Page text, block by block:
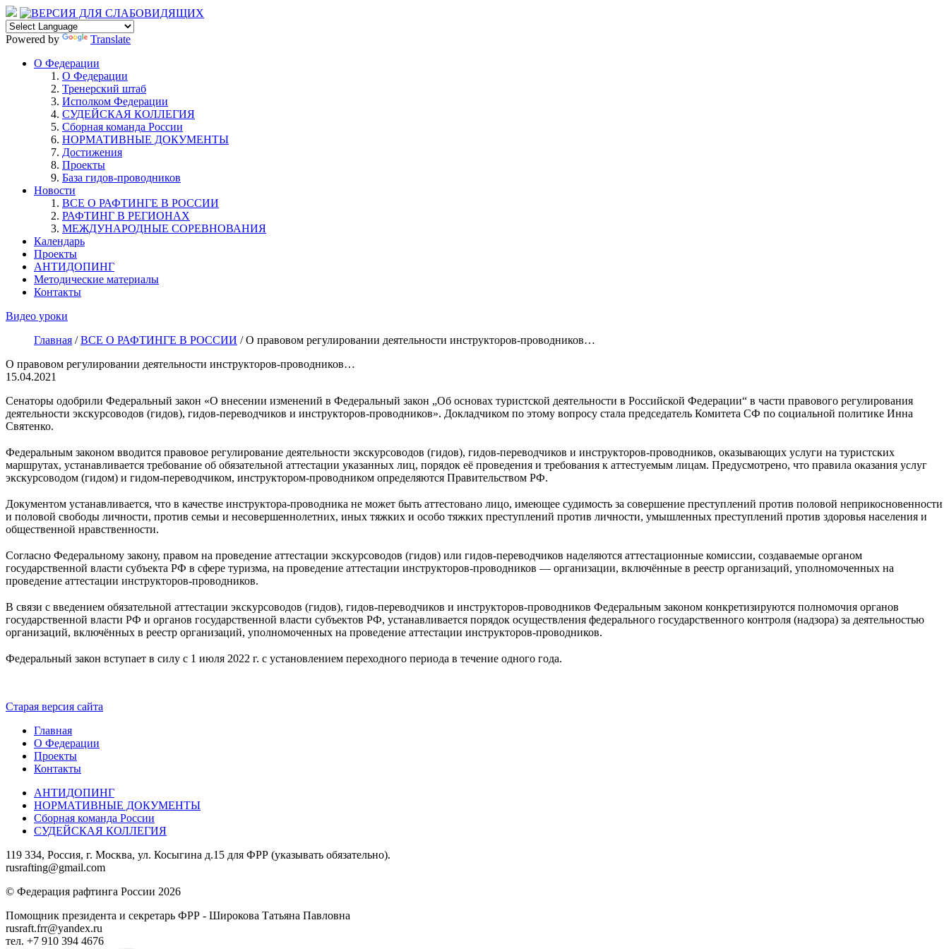
Powered by
Translate
О Федерации
О Федерации
Тренерский штаб
Исполком Федерации
СУДЕЙСКАЯ КОЛЛЕГИЯ
Сборная команда России
НОРМАТИВНЫЕ ДОКУМЕНТЫ
Достижения
Проекты
База гидов-проводников
Новости
ВСЕ О РАФТИНГЕ В РОССИИ
РАФТИНГ В РЕГИОНАХ
МЕЖДУНАРОДНЫЕ СОРЕВНОВАНИЯ
Календарь
Проекты
АНТИДОПИНГ
Методические материалы
Контакты
Видео уроки
Главная /ВСЕ О РАФТИНГЕ В РОССИИ /О правовом регулировании деятельности инструкторов-проводников…
О правовом регулировании деятельности инструкторов-проводников…
15.04.2021
Сенаторы одобрили Федеральный закон «О внесении изменений в Федеральный закон „Об основах туристской деятельности в Российской Федерации“ в части правового регулирования
деятельности экскурсоводов (гидов), гидов-переводчиков и инструкторов-проводников». Докладчиком по этому вопросу стала председатель Комитета СФ по социальной политике Инна
Святенко.
Федеральным законом вводится правовое регулирование деятельности экскурсоводов (гидов), гидов-переводчиков и инструкторов-проводников, оказывающих услуги на туристских
маршрутах, устанавливается требование об обязательной аттестации указанных лиц, порядок её проведения и требования к аттестуемым лицам. Предусмотрено, что правила оказания услуг
экскурсоводом (гидом) и гидом-переводчиком, инструктором-проводником определяются Правительством РФ.
Документом устанавливается, что в качестве инструктора-проводника не может быть аттестовано лицо, имеющее судимость за совершение преступлений против половой неприкосновенности
и половой свободы личности, против семьи и несовершеннолетних, иных тяжких и особо тяжких преступлений против личности, умышленных преступлений против здоровья населения и
общественной нравственности.
Согласно Федеральному закону, правом на проведение аттестации экскурсоводов (гидов) или гидов-переводчиков наделяются аттестационные комиссии, создаваемые органом
государственной власти субъекта РФ в сфере туризма, на проведение аттестации инструкторов-проводников — организации, включённые в реестр организаций, уполномоченных на
проведение аттестации инструкторов-проводников.
В связи с введением обязательной аттестации экскурсоводов (гидов), гидов-переводчиков и инструкторов-проводников Федеральным законом конкретизируются полномочия органов
государственной власти РФ и органов государственной власти субъектов РФ, устанавливается порядок осуществления федерального государственного контроля (надзора) за деятельностью
организаций, включённых в реестр организаций, уполномоченных на проведение аттестации инструкторов-проводников.
Федеральный закон вступает в силу с 1 июля 2022 г. с установлением переходного периода в течение одного года.
Старая версия сайта
Главная
О Федерации
Проекты
Контакты
АНТИДОПИНГ
НОРМАТИВНЫЕ ДОКУМЕНТЫ
Сборная команда России
СУДЕЙСКАЯ КОЛЛЕГИЯ
119 334, Россия, г. Москва, ул. Косыгина д.15 для ФРР (указывать обязательно).
rusrafting@gmail.com
© Федерация рафтинга России 2026
Помощник президента и секретарь ФРР - Широкова Татьяна Павловна
rusraft.frr@yandex.ru
тел. +7 910 394 4676